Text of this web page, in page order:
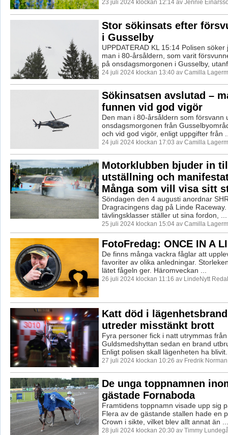
23 juli 2024 klockan 12:14 av Jennie
Stor sökinsats efter
i Gusselby
UPPDATERAD KL 15:14 Polisen
man i 80-årsåldern, som varit
på onsdagsmorgonen i Gusselby,
24 juli 2024 klockan 13:40 av Camilla
Sökinsatsen avslutad –
funnen vid god vigör
Den man i 80-årsåldern som försvann
onsdagsmorgonen från
och vid god vigör, enligt uppgifter från
24 juli 2024 klockan 17:03 av Camilla
Motorklubben bjuder in
utställning och
Många som vill visa sitt
Söndagen den 4 augusti anordnar
Dragracingens dag på Linde
tävlingsklasser ställer ut sina fordon, ...
25 juli 2024 klockan 15:04 av Camilla
FotoFredag: ONCE IN A
De finns många vackra fåglar att
favoriter av olika anledningar.
lätet fågeln ger. Häromveckan ...
26 juli 2024 klockan 11:16 av LindeNytt
Katt död i
utreder misstänkt brott
Fyra personer fick i natt utrymmas
Guldsmedshyttan sedan en brand
Enligt polisen skall lägenheten ha
27 juli 2024 klockan 10:26 av Fredrik
De unga toppnamnen
gästade Fornaboda
Framtidens toppnamn visade upp sig
Flera av de gästande stallen hade en
Crown i sikte, vilket blev allt annat än ...
28 juli 2024 klockan 20:30 av Timmy